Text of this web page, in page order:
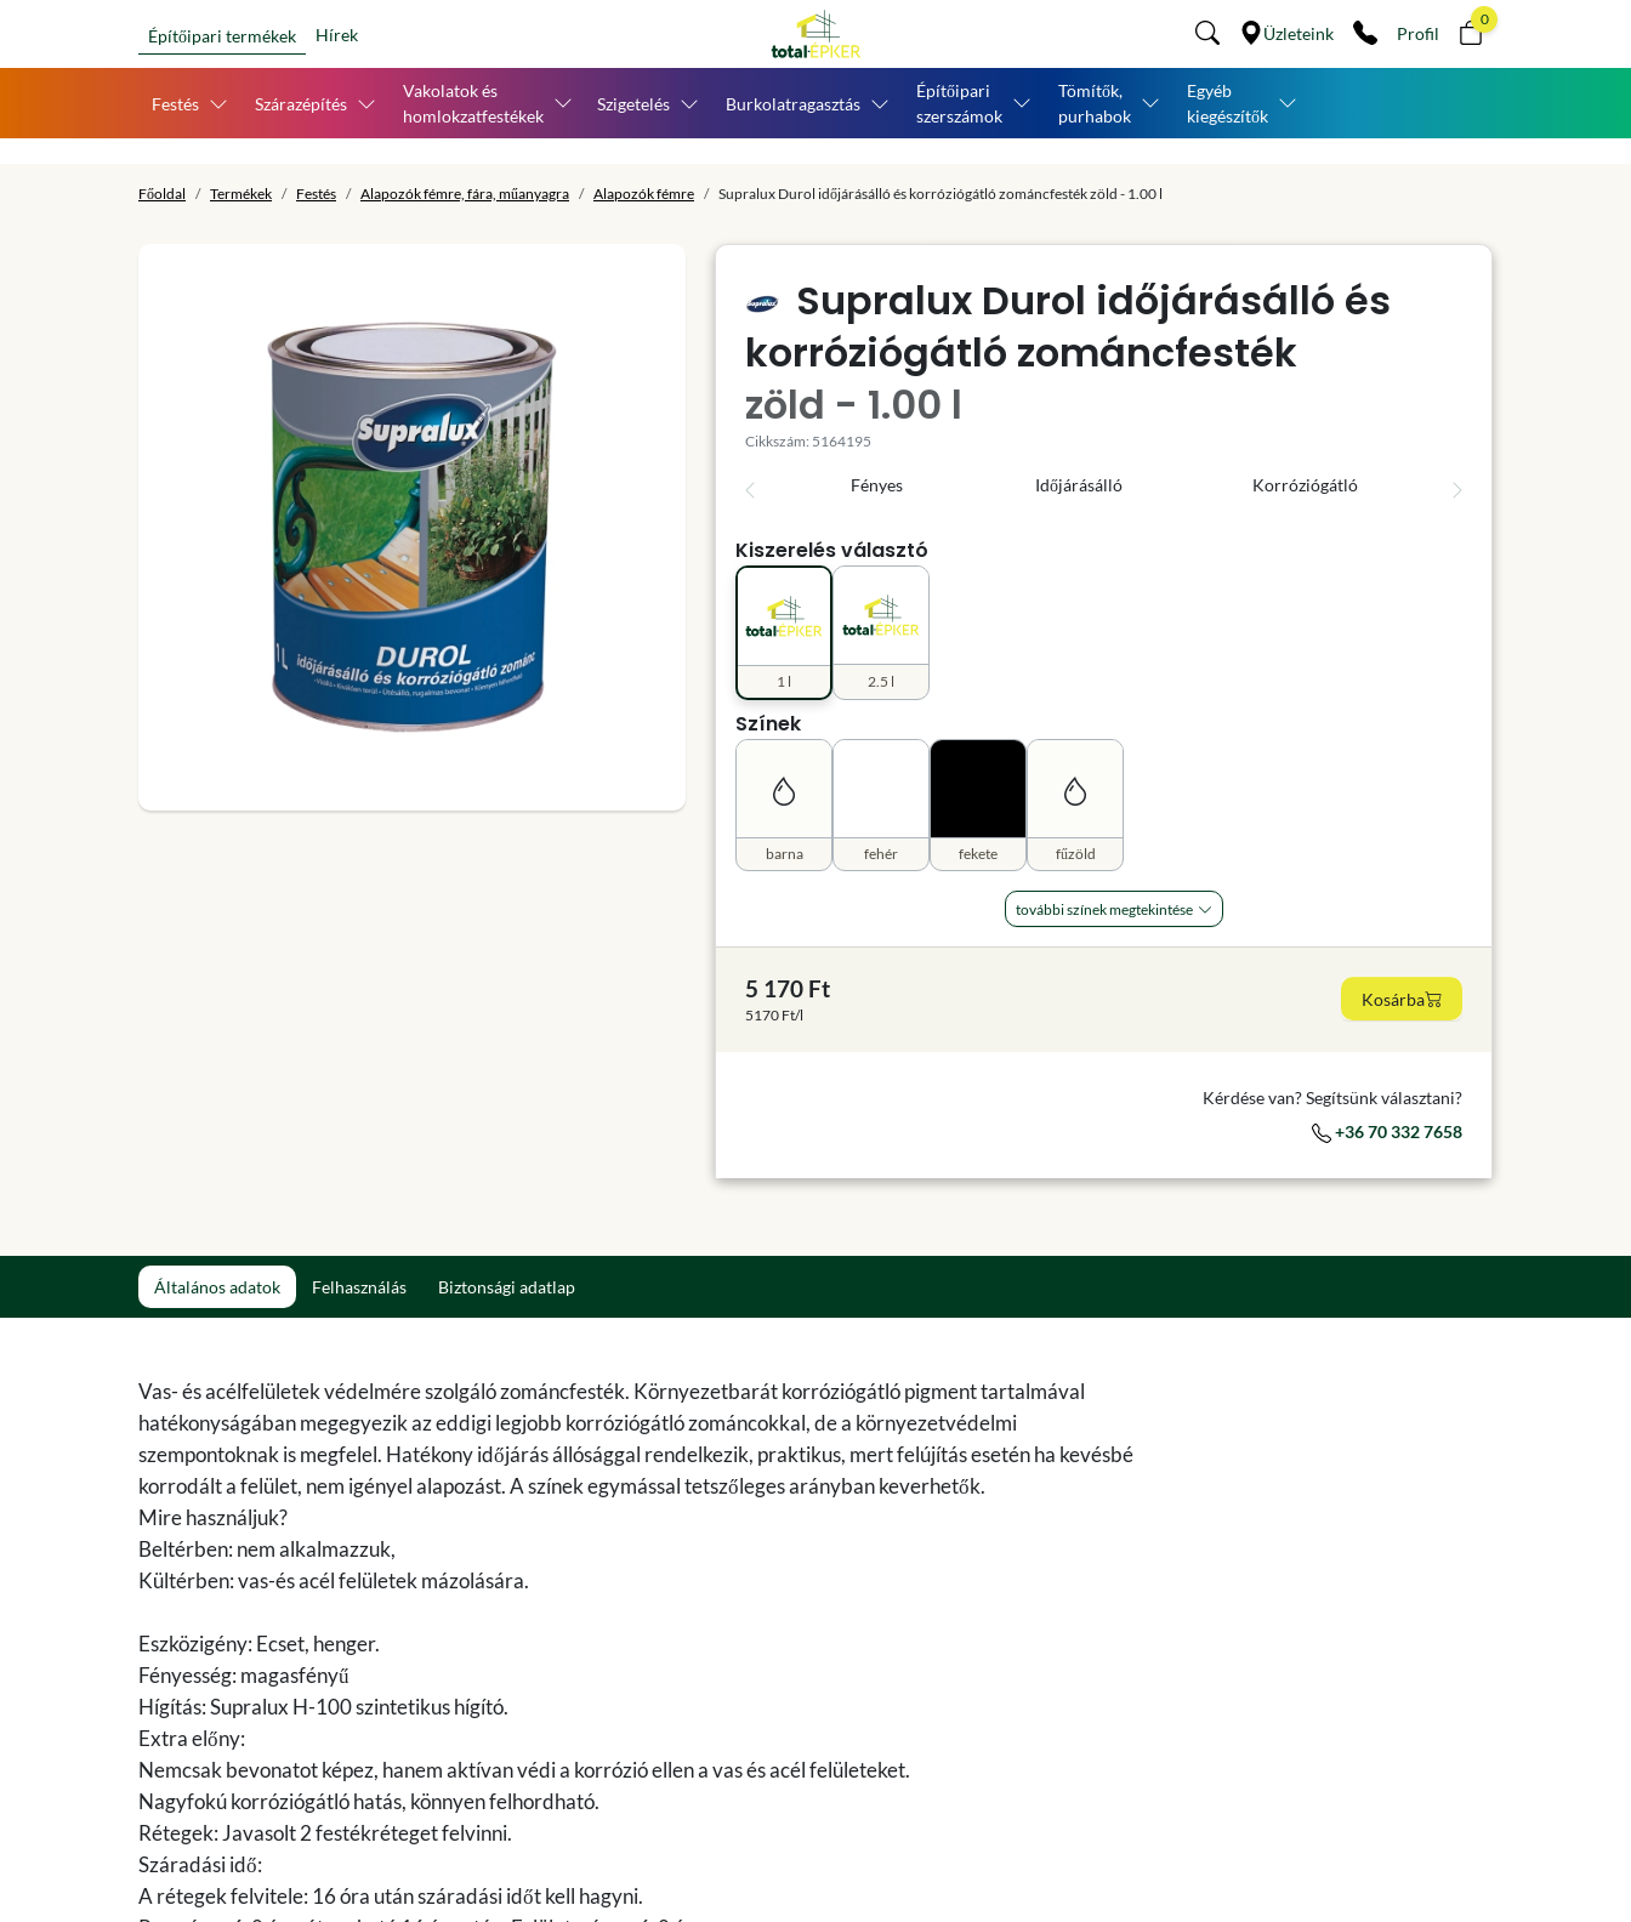
Építőipari termékek Hírek Üzleteink Profil
0
Festés Szárazépítés
Vakolatok és
homlokzatfestékek
Szigetelés Burkolatragasztás
Építőipari
szerszámok
Tömítők,
purhabok
Egyéb
kiegészítők
Főoldal Termékek Festés Alapozók fémre, fára, műanyagra Alapozók fémre Supralux Durol időjárásálló és korróziógátló zománcfesték zöld - 1.00 l
Supralux Durol időjárásálló és
korróziógátló zománcfesték
zöld - 1.00 l
Cikkszám: 5164195
Fényes Időjárásálló Korróziógátló
Kiszerelés választó
1 l 2.5 l
Színek
barna fehér fekete fűzöld
további színek megtekintése
5 170 Ft
5170 Ft/l
Kosárba
Kérdése van? Segítsünk választani?
+36 70 332 7658
Általános adatok Felhasználás Biztonsági adatlap
Vas- és acélfelületek védelmére szolgáló zománcfesték. Környezetbarát korróziógátló pigment tartalmával
hatékonyságában megegyezik az eddigi legjobb korróziógátló zománcokkal, de a környezetvédelmi
szempontoknak is megfelel. Hatékony időjárás állósággal rendelkezik, praktikus, mert felújítás esetén ha kevésbé
korrodált a felület, nem igényel alapozást. A színek egymással tetszőleges arányban keverhetők.
Mire használjuk?
Beltérben: nem alkalmazzuk,
Kültérben: vas-és acél felületek mázolására.
Eszközigény: Ecset, henger.
Fényesség: magasfényű
Hígítás: Supralux H-100 szintetikus hígító.
Extra előny:
Nemcsak bevonatot képez, hanem aktívan védi a korrózió ellen a vas és acél felületeket.
Nagyfokú korróziógátló hatás, könnyen felhordható.
Rétegek: Javasolt 2 festékréteget felvinni.
Száradási idő:
A rétegek felvitele: 16 óra után száradási időt kell hagyni.